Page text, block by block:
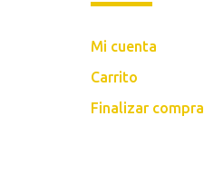
Mi cuenta
Carrito
Finalizar compra